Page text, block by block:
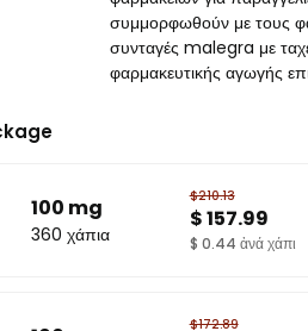
συμμορφωθούν με τους
συνταγές malegra με
φαρμακευτικής αγωγής
100 mg
360 χάπια
$210.13
$ 157.99
$ 0.44 ἀνά χάπι
$172.89